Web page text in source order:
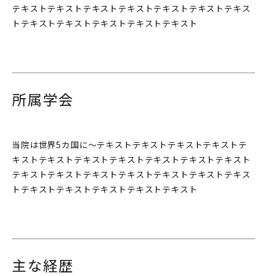
テキストテキストテキストテキストテキストテキストテキス
トテキストテキストテキストテキストテキスト
所属学会
当院は世界5カ国に〜テキストテキストテキストテキストテ
キストテキストテキストテキストテキストテキストテキスト
テキストテキストテキストテキストテキストテキストテキス
トテキストテキストテキストテキストテキスト
主な経歴